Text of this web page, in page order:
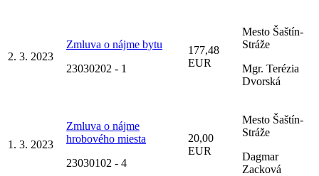
2. 3. 2023
Zmluva o nájme bytu
23030202 - 1
177,48
EUR
Mesto Šaštín-
Stráže
Mgr. Terézia
Dvorská
1. 3. 2023
Zmluva o nájme
hrobového miesta
23030102 - 4
20,00
EUR
Mesto Šaštín-
Stráže
Dagmar
Zacková